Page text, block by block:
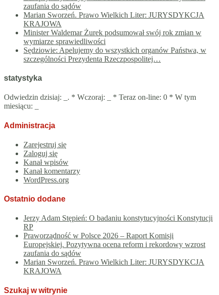
zaufania do sądów
Marian Sworzeń. Prawo Wielkich Liter: JURYSDYKCJA
KRAJOWA
Minister Waldemar Żurek podsumował swój rok zmian w
wymiarze sprawiedliwości
Sędziowie: Apelujemy do wszystkich organów Państwa, w
szczególności Prezydenta Rzeczpospolitej…
statystyka
Odwiedzin dzisiaj: . * Wczoraj:
* Teraz on-line: 0 * W tym
miesiącu:
Administracja
Zarejestruj się
Zaloguj się
Kanał wpisów
Kanał komentarzy
WordPress.org
Ostatnio dodane
Jerzy Adam Stępień: O badaniu konstytucyjności Konstytucji
RP
Praworządność w Polsce 2026 – Raport Komisji
Europejskiej. Pozytywna ocena reform i rekordowy wzrost
zaufania do sądów
Marian Sworzeń. Prawo Wielkich Liter: JURYSDYKCJA
KRAJOWA
Szukaj w witrynie